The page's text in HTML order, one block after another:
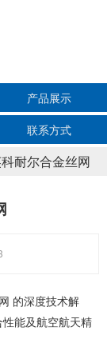
产品展示
联系方式
耐尔合金丝网
的深度技术解
能及航空航天精